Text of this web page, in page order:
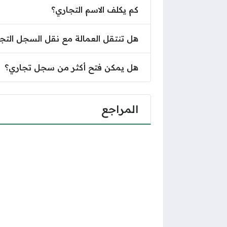
كم يكلف الاسم التجاري؟
هل تنتقل العمالة مع نقل السجل
هل يمكن فتح أكثر من سجل تجاري؟
المراجع